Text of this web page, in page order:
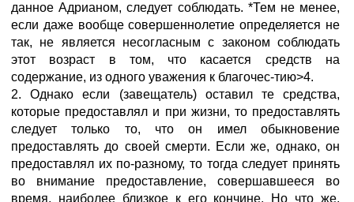
данное Адрианом, следует соблюдать. *Тем не менее,
если даже вообще совершеннолетие определяется не
так, не является несогласным с законом соблюдать
этот возраст в том, что касается средств на
содержание, из одного уважения к благочес-тию>4.
2. Однако если (завещатель) оставил те средства,
которые предоставлял и при жизни, то предоставлять
следует только то, что он имел обыкновение
предоставлять до своей смерти. Если же, однако, он
предоставлял их по-разному, то тогда следует принять
во внимание предоставление, совершавшееся во
время, наиболее близкое к его кончине. Но что же,